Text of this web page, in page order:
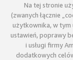
Na tej stronie
(zwanych łącznie
użytkownika, w tym
ustawień, poprawy
i usługi firmy
dodatkowych